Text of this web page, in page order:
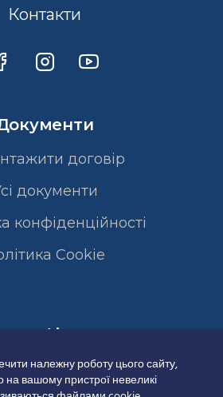
Контакти
договір
документи
конфіденційності
Cookie
Сертифікати
належну роботу цього сайту,
на вашому пристрої невеликі